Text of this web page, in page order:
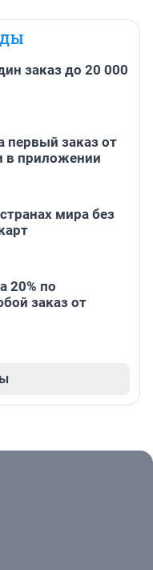
заказ до 20 000
первый заказ от
в приложении
мира без
20% по
заказ от